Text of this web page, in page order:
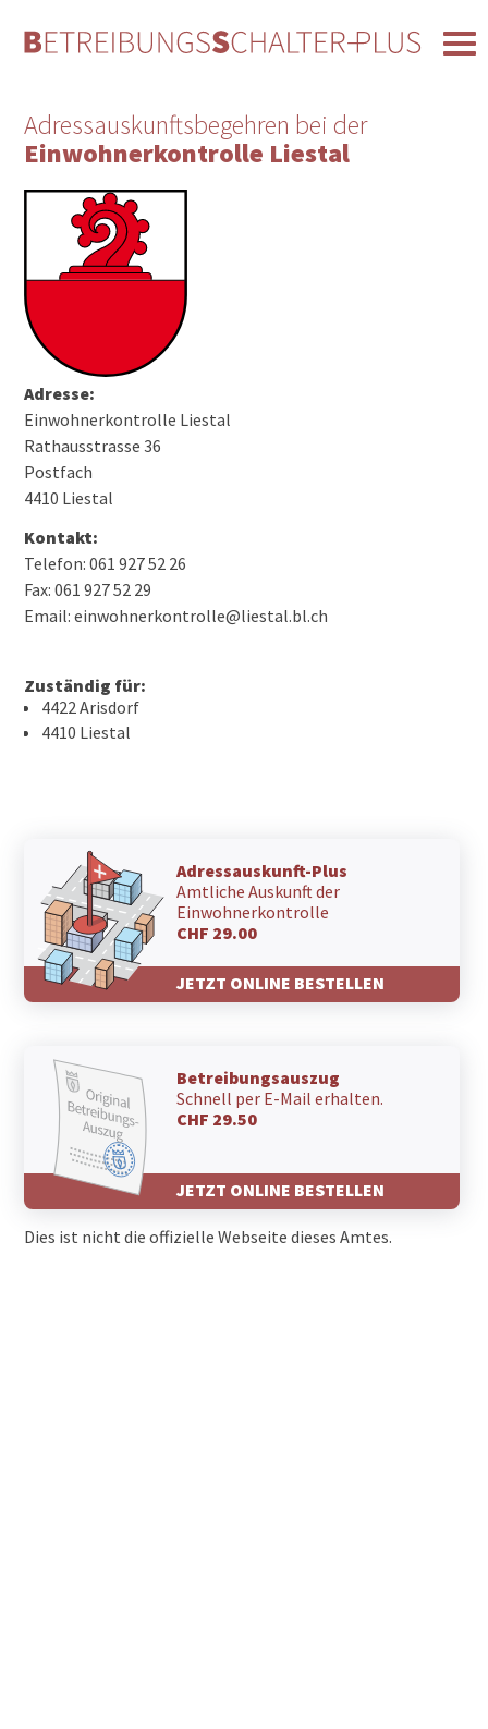
Adressauskunftsbegehren bei der
Einwohnerkontrolle Liestal
Adresse:
Einwohnerkontrolle Liestal
Rathausstrasse 36
Postfach
4410 Liestal
Kontakt:
Telefon: 061 927 52 26
Fax: 061 927 52 29
Email: einwohnerkontrolle@liestal.bl.ch
Zuständig für:
4422 Arisdorf
4410 Liestal
Adressauskunft-Plus
Amtliche Auskunft der
Einwohnerkontrolle
CHF 29.00
JETZT ONLINE BESTELLEN
Betreibungsauszug
Schnell per E-Mail erhalten.
CHF 29.50
JETZT ONLINE BESTELLEN
Dies ist nicht die offizielle Webseite dieses Amtes.